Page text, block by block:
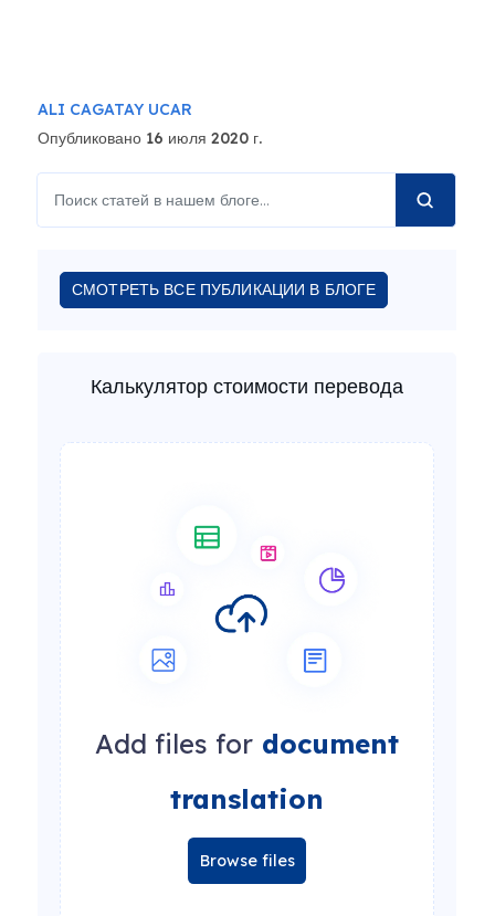
ALI CAGATAY UCAR
Опубликовано 16 июля 2020 г.
СМОТРЕТЬ ВСЕ ПУБЛИКАЦИИ В БЛОГЕ
Калькулятор стоимости перевода
Add files for document
translation
Browse files